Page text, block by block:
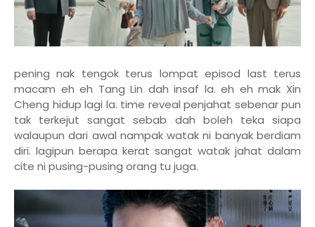
pening nak tengok terus lompat episod last terus
macam eh eh Tang Lin dah insaf la. eh eh mak Xin
Cheng hidup lagi la. time reveal penjahat sebenar pun
tak terkejut sangat sebab dah boleh teka siapa
walaupun dari awal nampak watak ni banyak berdiam
diri. lagipun berapa kerat sangat watak jahat dalam
cite ni pusing-pusing orang tu juga.